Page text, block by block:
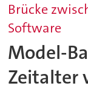
Brücke
Software
Model-
Zeitalter